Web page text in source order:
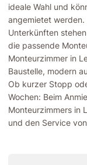
ideale Wahl und
angemietet
Unterkünften
die passende
Monteurzimmer in
Baustelle, modern
Ob kurzer Stopp
Wochen: Beim
Monteurzimmers in
und den Service